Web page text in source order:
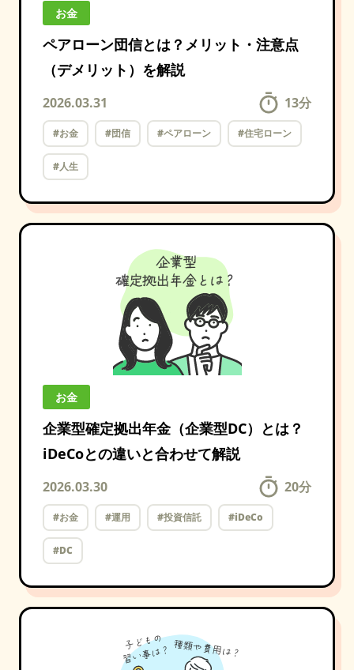
お金
ペアローン団信とは？メリット・注意点
（デメリット）を解説
2026.03.31 13分
#お金 #団信 #ペアローン #住宅ローン
#人生
お金
企業型確定拠出年金（企業型DC）とは？
iDeCoとの違いと合わせて解説
2026.03.30 20分
#お金 #運用 #投資信託 #iDeCo
#DC